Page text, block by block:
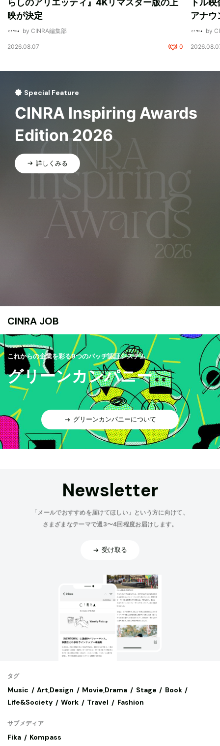
映が決定
by CINRA編集部
2026.08.07 0
アナウ
by
Special Feature
CINRA Inspiring Awards
Edition 2026
詳しくみる
CINRA JOB
これからの企業を彩る9つのバッヂ認証システム
グリーンカンパニー
グリーンカンパニーについて
Newsletter
「メールでおすすめを届けてほしい」という方に向けて、
さまざまなテーマで週3〜4回程度お届けします。
受け取る
タグ
Music Art,Design Movie,Drama Stage
Book
Life&Society
Work Travel Fashion
サブメディア
Fika Kompass